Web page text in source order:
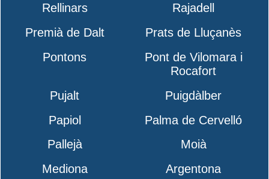
Rellinars
Rajadell
Premià de Dalt
Prats de Lluçanès
Pontons
Pont de Vilomara i
Rocafort
Pujalt
Puigdàlber
Papiol
Palma de Cervelló
Pallejà
Moià
Mediona
Argentona